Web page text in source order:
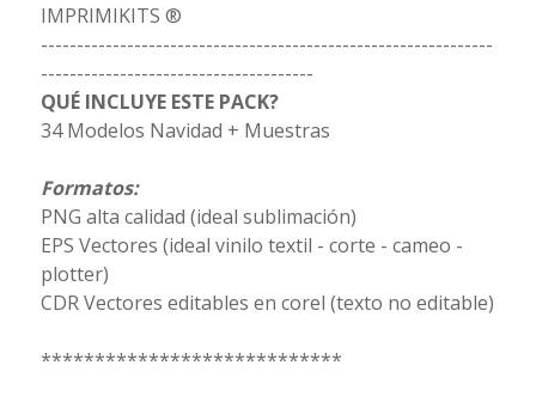
IMPRIMIKITS ®
---------------------------------------------------------------
--------------------------------------
QUÉ INCLUYE ESTE PACK?
34 Modelos Navidad + Muestras
Formatos:
PNG alta calidad (ideal sublimación)
EPS Vectores (ideal vinilo textil - corte - cameo -
plotter)
CDR Vectores editables en corel (texto no editable)
****************************